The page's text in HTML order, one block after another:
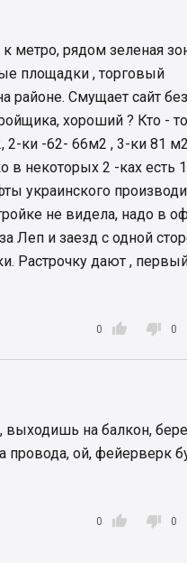
метро, рядом зеленая
площадки , торговый
районе. Смущает сайт без
хороший ? Кто - то
2-ки -62- 66м2 , 3-ки 81
в некоторых 2 -ках есть
украинского
не видела, надо в
Леп и заезд с одной
Растрочку дают ,

0  0
выходишь на балкон,
ой, фейерверк

0  0